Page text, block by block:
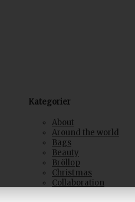
Kategorier
About
Around the world
Bags
Beauty
Bröllop
Christmas
Collaboration